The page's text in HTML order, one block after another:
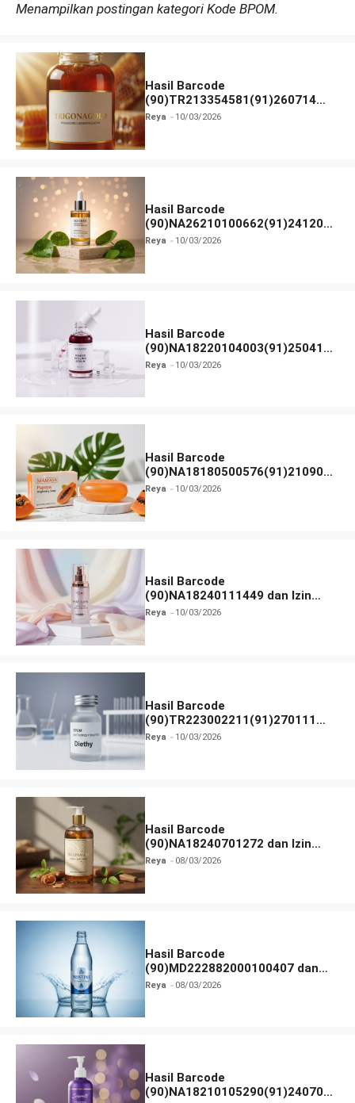
Menampilkan postingan kategori Kode BPOM.
Hasil Barcode
(90)TR213354581(91)260714
dan Izin BPOM
Reya 10/03/2026
Hasil Barcode
(90)NA26210100662(91)241203
dan Izin BPOM
Reya 10/03/2026
Hasil Barcode
(90)NA18220104003(91)250418
dan Izin BPOM
Reya 10/03/2026
Hasil Barcode
(90)NA18180500576(91)210906
dan Izin BPOM
Reya 10/03/2026
Hasil Barcode
(90)NA18240111449 dan Izin
BPOM
Reya 10/03/2026
Hasil Barcode
(90)TR223002211(91)270111
dan Izin BPOM
Reya 10/03/2026
Hasil Barcode
(90)NA18240701272 dan Izin
BPOM
Reya 08/03/2026
Hasil Barcode
(90)MD222882000100407 dan
Izin BPOM
Reya 08/03/2026
Hasil Barcode
(90)NA18210105290(91)240703